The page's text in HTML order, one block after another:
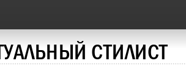
СТИЛИСТ